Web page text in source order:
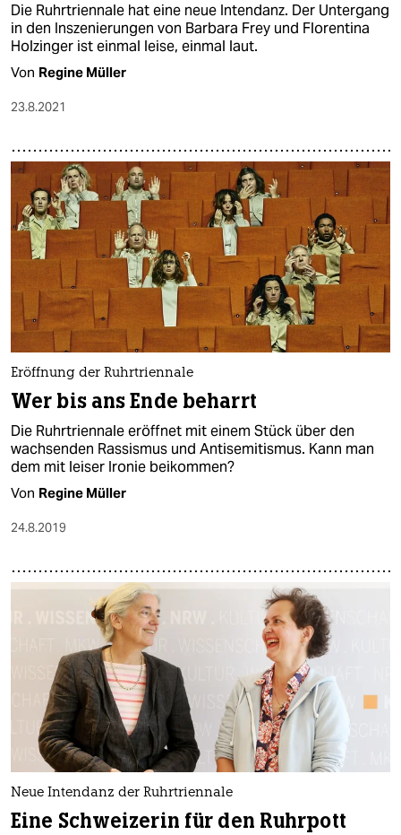
Die Ruhrtriennale hat eine neue Intendanz. Der Untergang
in den Inszenierungen von Barbara Frey und Florentina
Holzinger ist einmal leise, einmal laut.
Von Regine Müller
23.8.2021
Eröffnung der Ruhrtriennale
Wer bis ans Ende beharrt
Die Ruhrtriennale eröffnet mit einem Stück über den
wachsenden Rassismus und Antisemitismus. Kann man
dem mit leiser Ironie beikommen?
Von Regine Müller
24.8.2019
Neue Intendanz der Ruhrtriennale
Eine Schweizerin für den Ruhrpott